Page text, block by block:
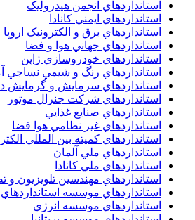
استانداردهاي انجمن هيدروليک
استانداردهاي ايمني کانادا
استانداردهاي برق و الکترونبک اروپا
استانداردهاي جهاني هوا و فضا
استانداردهاي خودروسازي ژاپن
استانداردهاي رنگ و شيمي نساجي
استانداردهاي سرمايش و گرمايش
استانداردهاي شرکت جنرال موتور
استانداردهاي صنايع غذايي
استانداردهاي غير نظامي هوا فضا
استانداردهاي کميته بين المللي
استانداردهاي ملي آلمان
استانداردهاي ملي کانادا
استانداردهاي مهندسين تلويزيون
استانداردهاي موسسه استانداردهاي
استانداردهاي موسسه انرژي